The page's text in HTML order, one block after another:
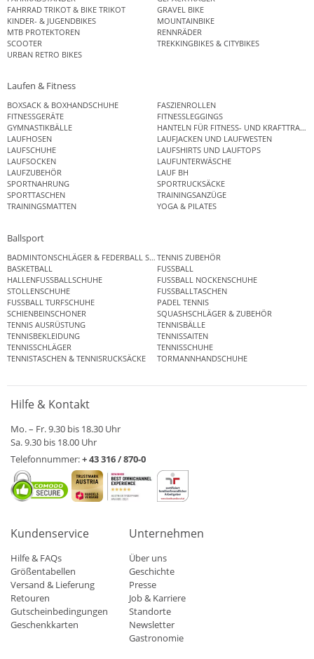
FAHRRAD TRIKOT & BIKE TRIKOT
GRAVEL BIKE
KINDER- & JUGENDBIKES
MOUNTAINBIKE
MTB PROTEKTOREN
RENNRÄDER
SCOOTER
TREKKINGBIKES & CITYBIKES
URBAN RETRO BIKES
Laufen & Fitness
BOXSACK & BOXHANDSCHUHE
FASZIENROLLEN
FITNESSGERÄTE
FITNESSLEGGINGS
GYMNASTIKBÄLLE
HANTELN FÜR FITNESS- UND
LAUFHOSEN
LAUFJACKEN UND LAUFWESTEN
LAUFSCHUHE
LAUFSHIRTS UND LAUFTOPS
LAUFSOCKEN
LAUFUNTERWÄSCHE
LAUFZUBEHÖR
LAUF BH
SPORTNAHRUNG
SPORTRUCKSÄCKE
SPORTTASCHEN
TRAININGSANZÜGE
TRAININGSMATTEN
YOGA & PILATES
Ballsport
BADMINTONSCHLÄGER & FEDERBALL SETSTENNIS ZUBEHÖR
BASKETBALL
FUSSBALL
HALLENFUSSBALLSCHUHE
FUSSBALL NOCKENSCHUHE
STOLLENSCHUHE
FUSSBALLTASCHEN
FUSSBALL TURFSCHUHE
PADEL TENNIS
SCHIENBEINSCHONER
SQUASHSCHLÄGER & ZUBEHÖR
TENNIS AUSRÜSTUNG
TENNISBÄLLE
TENNISBEKLEIDUNG
TENNISSAITEN
TENNISSCHLÄGER
TENNISSCHUHE
TENNISTASCHEN & TENNISRUCKSÄCKE
TORMANNHANDSCHUHE
Hilfe & Kontakt
Mo. – Fr. 9.30 bis 18.30 Uhr
Sa. 9.30 bis 18.00 Uhr
Telefonnummer:+ 43 316 / 870-0
Kundenservice
Hilfe & FAQs
Größentabellen
Versand & Lieferung
Retouren
Gutscheinbedingungen
Geschenkkarten
Unternehmen
Über uns
Geschichte
Presse
Job & Karriere
Standorte
Newsletter
Gastronomie